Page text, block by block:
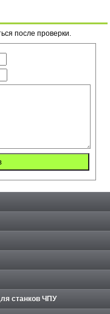
после проверки.
станков ЧПУ